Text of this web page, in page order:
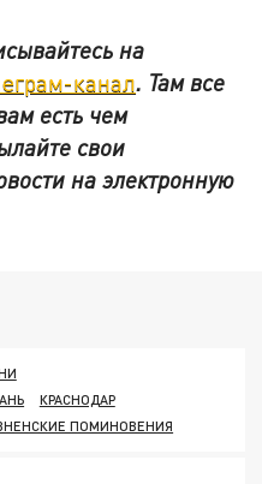
на
канал. Там все
есть чем
свои
на электронную
КРАСНОДАР
ПОМИНОВЕНИЯ